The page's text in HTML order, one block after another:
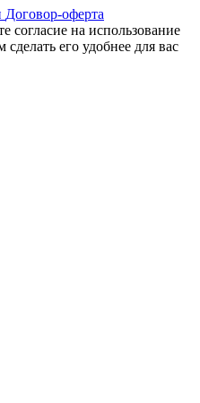
Договор-оферта
согласие на использование
его удобнее для вас